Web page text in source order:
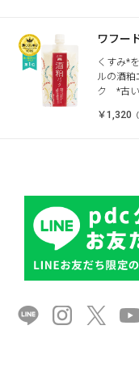
ワフー
くすみ*
ルの酒粕
ク *古い
￥1,320